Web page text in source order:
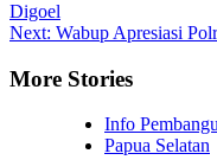
navigation
Digoel
Next: Wabup Apresiasi
More Stories
Info
Papua Selatan